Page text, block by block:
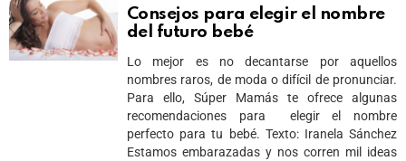
Consejos para elegir el nombre
del futuro bebé
Lo mejor es no decantarse por aquellos
nombres raros, de moda o difícil de pronunciar.
Para ello, Súper Mamás te ofrece algunas
recomendaciones para elegir el nombre
perfecto para tu bebé. Texto: Iranela Sánchez
Estamos embarazadas y nos corren mil ideas